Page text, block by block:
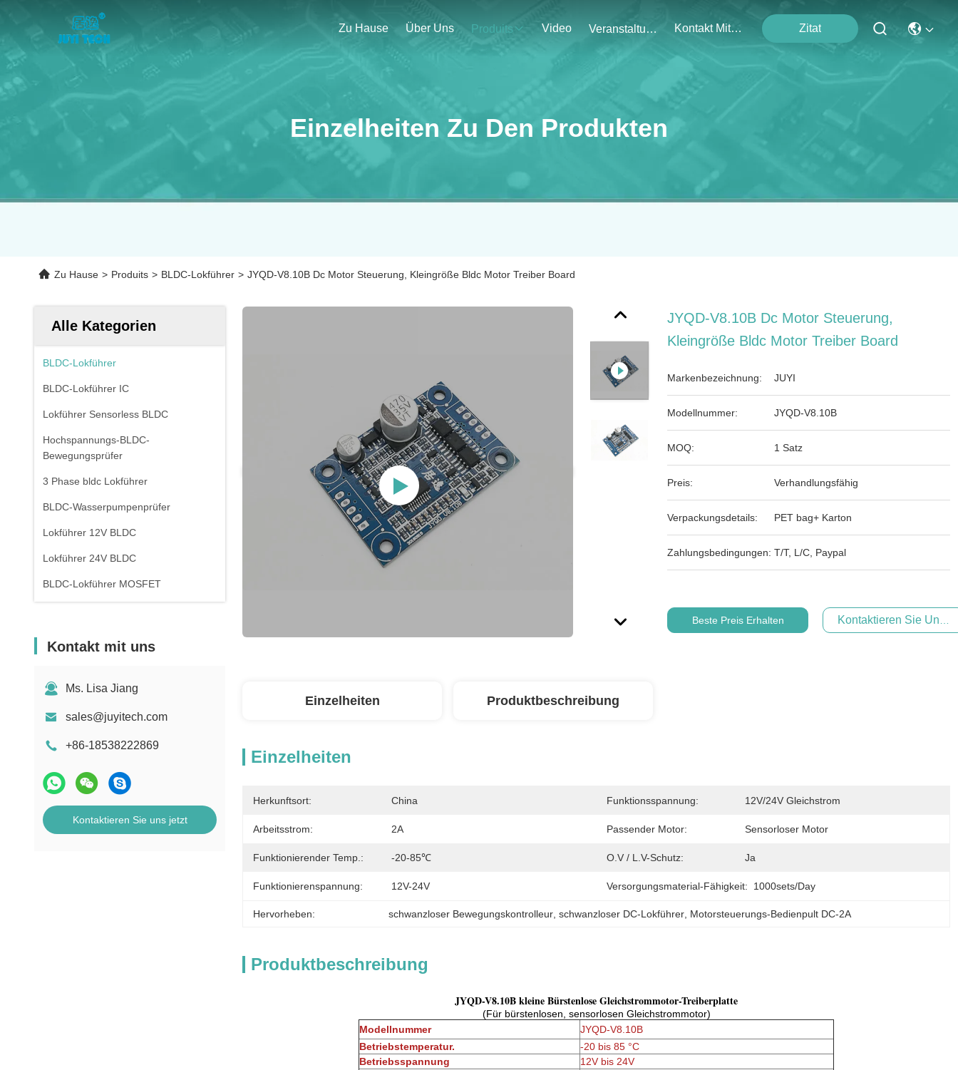
Zu Hause Über Uns Produits Video Veranstaltungen Kontakt Mit Uns Zitat
Einzelheiten Zu Den Produkten
Zu Hause > Produits > BLDC-Lokführer > JYQD-V8.10B Dc Motor Steuerung, Kleingröße Bldc Motor Treiber Board
Alle Kategorien
BLDC-Lokführer
BLDC-Lokführer IC
Lokführer Sensorless BLDC
Hochspannungs-BLDC-
Bewegungsprüfer
3 Phase bldc Lokführer
BLDC-Wasserpumpenprüfer
Lokführer 12V BLDC
Lokführer 24V BLDC
BLDC-Lokführer MOSFET
Kontakt mit uns
Ms. Lisa Jiang
sales@juyitech.com
+86-18538222869
Kontaktieren Sie uns jetzt
JYQD-V8.10B Dc Motor Steuerung,
Kleingröße Bldc Motor Treiber Board
Markenbezeichnung: JUYI
Modellnummer: JYQD-V8.10B
MOQ: 1 Satz
Preis: Verhandlungsfähig
Verpackungsdetails: PET bag+ Karton
Zahlungsbedingungen: T/T, L/C, Paypal
Beste Preis Erhalten Kontaktieren Sie Uns
Einzelheiten Produktbeschreibung
Einzelheiten
Herkunftsort: China Funktionsspannung: 12V/24V Gleichstrom
Arbeitsstrom: 2A Passender Motor: Sensorloser Motor
Funktionierender Temp.: -20-85℃ O.V / L.V-Schutz: Ja
Funktionierenspannung: 12V-24V Versorgungsmaterial-Fähigkeit: 1000sets/day
Hervorheben: schwanzloser Bewegungskontrolleur, schwanzloser DC-Lokführer, Motorsteuerungs-Bedienpult DC-2A
Produktbeschreibung
JYQD-V8.10B kleine Bürstenlose Gleichstrommotor-Treiberplatte
(Für bürstenlosen, sensorlosen Gleichstrommotor)
Modellnummer
JYQD-V8.10B
Betriebstemperatur.
-20 bis 85 °C
Betriebsspannung
12V bis 24V